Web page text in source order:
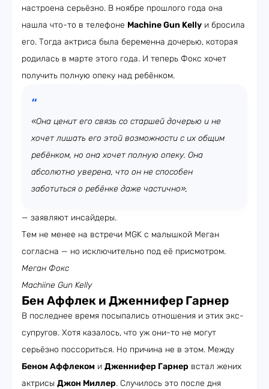
настроена серьёзно. В ноябре прошлого года она
нашла что-то в телефоне Machine Gun Kelly и бросила
его. Тогда актриса была беременна дочерью, которая
родилась в марте этого года. И теперь Фокс хочет
получить полную опеку над ребёнком.
«Она ценит его связь со старшей дочерью и не
хочет лишать его этой возможности с их общим
ребёнком, но она хочет полную опеку. Она
абсолютно уверена, что он не способен
заботиться о ребёнке даже частично»,
— заявляют инсайдеры.
Тем не менее на встречи MGK с малышкой Меган
согласна — но исключительно под её присмотром.
Меган Фокс
Machiine Gun Kelly
Бен Аффлек и Дженнифер Гарнер
В последнее время посыпались отношения и этих экс-
супругов. Хотя казалось, что уж они-то не могут
серьёзно поссориться. Но причина не в этом. Между
Беном Аффлеком и Дженнифер Гарнер встал жених
актрисы Джон Миллер. Случилось это после дня